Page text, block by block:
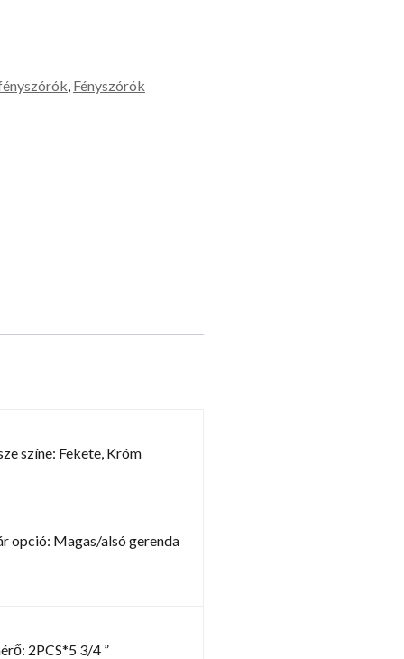
, Fényszórók
színe: Fekete, Króm
opció: Magas/alsó gerenda
2PCS*5 3/4 ”